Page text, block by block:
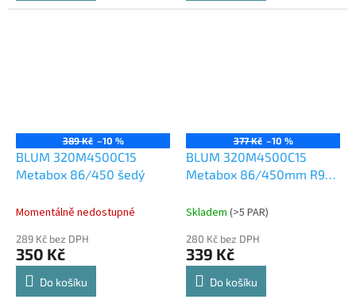
389 Kč –10 %
BLUM 320M4500C15
Metabox 86/450 šedý
Momentálně nedostupné
289 Kč bez DPH
350 Kč
Do košíku
377 Kč –10 %
BLUM 320M4500C15
Metabox 86/450mm R901
Skladem (>5 PAR)
280 Kč bez DPH
339 Kč
Do košíku